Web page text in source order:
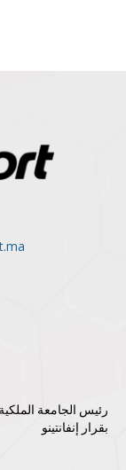
رئيس الجامعة
بقرار إنفانتينو